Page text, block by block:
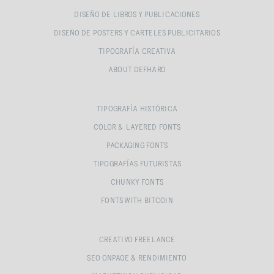
DISEÑO DE LIBROS Y PUBLICACIONES
DISEÑO DE POSTERS Y CARTELES PUBLICITARIOS
TIPOGRAFÍA CREATIVA
ABOUT DEFHARO
TIPOGRAFÍA HISTÓRICA
COLOR & LAYERED FONTS
PACKAGING FONTS
TIPOGRAFÍAS FUTURISTAS
CHUNKY FONTS
FONTS WITH BITCOIN
CREATIVO FREELANCE
SEO ONPAGE & RENDIMIENTO